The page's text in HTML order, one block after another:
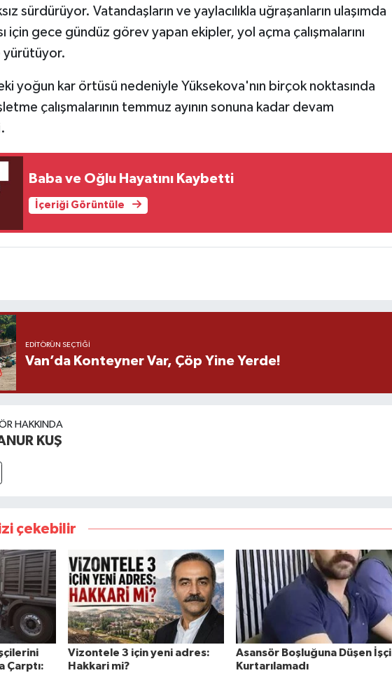
sürdürüyor. Vatandaşların ve yaylacılıkla uğraşanların ulaşımda
için gece gündüz görev yapan ekipler, yol açma çalışmalarını
yürütüyor.
yoğun kar örtüsü nedeniyle Yüksekova'nın birçok noktasında
çalışmalarının temmuz ayının sonuna kadar devam
Baba ve Oğlu Hayatını Kaybetti
İçeriği Görüntüle
EDITÖRÜN SEÇTIĞI
Van’da Konteyner Var, Çöp Yine Yerde!
HAKKINDA
KUŞ
çekebilir
Çarptı:
Vizontele 3 için yeni adres:
Hakkari mi?
Asansör Boşluğuna Düşen İşçi
Kurtarılamadı